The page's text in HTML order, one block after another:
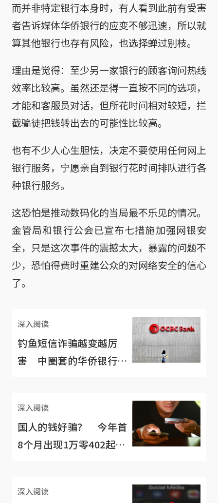
而并非特定银行本身时，有人看到此前有受害
者告诉媒体华侨银行的应变不够迅速，所以就
算其他银行也存有风险，也选择蝉过别枝。
理由是觉得：至少另一家银行的顾客询问热线
效率比较高。虽然还是得一直按不同的选项，
才能和客服员对话，但所花时间相对较短，拦
截骗徒把钱转出去的可能性比较高。
也有不少人心生胆怯，决定不要使用任何网上
银行服务，宁愿亲自到银行花时间排队进行各
种银行服务。
这恐怕是推动数码化的当局最不乐见的情况。
金管局和银行公会已宣布七措施加强网银安
全，只是这次事件的震撼太大，暴露的问题不
少，恐怕得费时重建公众的对网络安全的信心
了。
深入阅读
钓鱼短信诈骗越变越厉
害 中圈套的华侨银行客
深入阅读
国人的钱好骗？ 今年首
8个月出现1万零402起诈
深入阅读